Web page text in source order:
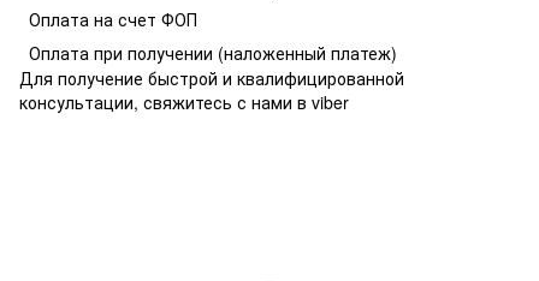
Оплата на счет ФОП
Оплата при получении (наложенный платеж)
Для получение быстрой и квалифицированной
консультации, свяжитесь с нами в viber